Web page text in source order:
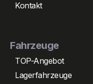
Kontakt
Fahrzeuge
TOP-Angebot
Lagerfahrzeuge